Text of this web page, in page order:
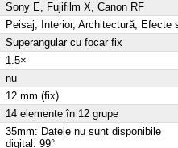
Sony E, Fujifilm X, Canon RF
Peisaj, Interior, Architectură, Efecte
Superangular cu focar fix
1.5×
nu
12 mm (fix)
14 elemente în 12 grupe
35mm: Datele nu sunt disponibile
digital: 99°